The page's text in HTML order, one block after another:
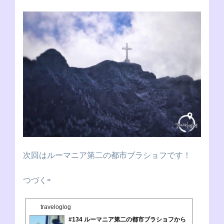
次回はルーマニア第二の都市ブラショフです！
つづく⇨
traveloglog
#134 ルーマニア第二の都市ブラショフから